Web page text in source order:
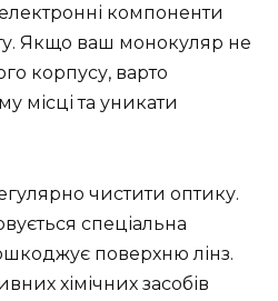
компоненти
Якщо ваш монокуляр не
корпусу, варто
місці та уникати
чистити оптику.
спеціальна
поверхню лінз.
хімічних засобів